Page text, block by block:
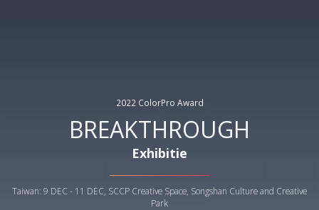
2022 ColorPro Award
BREAKTHROUGH
Exhibitie
Taiwan: 9 DEC - 11 DEC, SCCP Creative Space, Songshan Culture and Creative
Park